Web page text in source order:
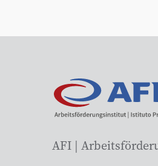
AFI |